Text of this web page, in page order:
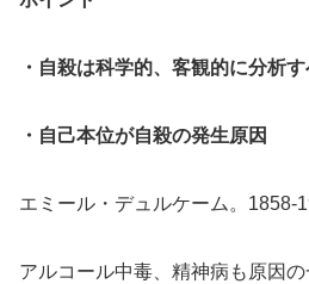
・自殺は科学的、客観的に分析す
・自己本位が自殺の発生原因
エミール・デュルケーム。1858-
アルコール中毒、精神病も原因